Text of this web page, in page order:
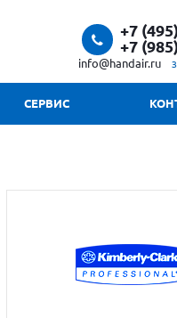
+7
+7
info@handair.ru
СЕРВИС